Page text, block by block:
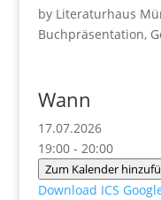
by Literaturhaus
Buchpräsentation,
Wann
17.07.2026
19:00 - 20:00
Zum Kalender
Download ICS